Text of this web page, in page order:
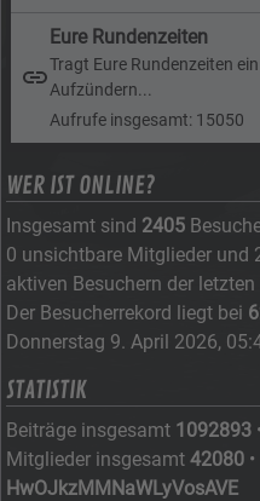
Eure Rundenzeiten
Tragt Eure Rundenzeiten
Aufzündern...
Aufrufe insgesamt: 15050
WER IST ONLINE?
Insgesamt sind 2405
0 unsichtbare Mitglieder und
aktiven Besuchern der
Der Besucherrekord liegt bei
Donnerstag 9. April 2026,
STATISTIK
Beiträge insgesamt 1092893
Mitglieder insgesamt 42080
HwOJkzMMNaWLyVosAVE